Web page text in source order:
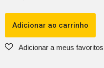
Adicionar ao carrinho